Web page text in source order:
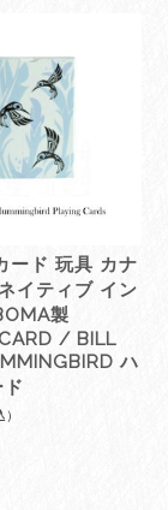
ード 玩具 カナ
イティブ イン
製
/ BILL
ハ